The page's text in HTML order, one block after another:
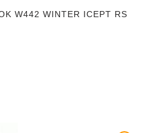
W442 WINTER ICEPT RS